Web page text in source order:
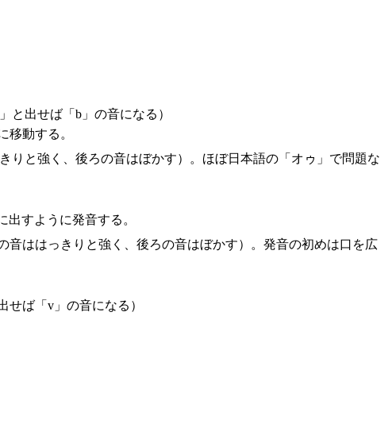
と出せば「b」の音になる）
移動する。
りと強く、後ろの音はぼかす）。ほぼ日本語の「オゥ」で問題な
すように発音する。
音ははっきりと強く、後ろの音はぼかす）。発音の初めは口を広
せば「v」の音になる）